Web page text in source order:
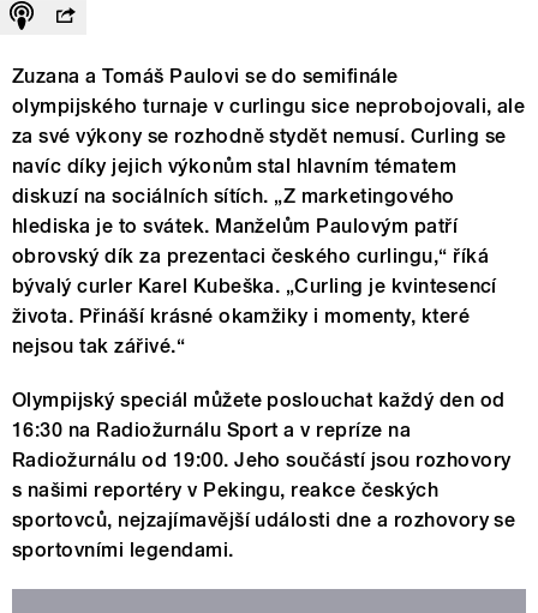
Zuzana a Tomáš Paulovi se do semifinále
olympijského turnaje v curlingu sice neprobojovali, ale
za své výkony se rozhodně stydět nemusí. Curling se
navíc díky jejich výkonům stal hlavním tématem
diskuzí na sociálních sítích. „Z marketingového
hlediska je to svátek. Manželům Paulovým patří
obrovský dík za prezentaci českého curlingu,“ říká
bývalý curler Karel Kubeška. „Curling je kvintesencí
života. Přináší krásné okamžiky i momenty, které
nejsou tak zářivé.“
Olympijský speciál můžete poslouchat každý den od
16:30 na Radiožurnálu Sport a v repríze na
Radiožurnálu od 19:00. Jeho součástí jsou rozhovory
s našimi reportéry v Pekingu, reakce českých
sportovců, nejzajímavější události dne a rozhovory se
sportovními legendami.